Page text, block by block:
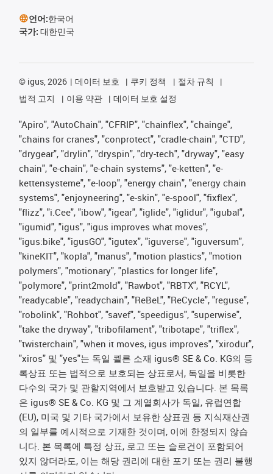
언어:한국어
국가: 대한민국
© igus, 2026 데이터 보호 쿠키 정책
절차 규칙
법적 고지
이용 약관 데이터 보호 설정
"Apiro", "AutoChain", "CFRIP", "chainflex", "chainge",
"chains for cranes", "conprotect", "cradle-chain", "CTD",
"drygear", "drylin", "dryspin", "dry-tech", "dryway", "easy
chain", "e-chain", "e-chain systems", "e-ketten", "e-
kettensysteme", "e-loop", "energy chain", "energy chain
systems", "enjoyneering", "e-skin", "e-spool", "fixflex",
"flizz", "i.Cee", "ibow", "igear", "iglide", "iglidur", "igubal",
"igumid", "igus", "igus improves what moves",
"igus:bike", "igusGO", "igutex", "iguverse", "iguversum",
"kineKIT", "kopla", "manus", "motion plastics", "motion
polymers", "motionary", "plastics for longer life",
"polymore", "print2mold", "Rawbot", "RBTX", "RCYL",
"readycable", "readychain", "ReBeL", "ReCycle", "reguse",
"robolink", "Rohbot", "savef", "speedigus", "superwise",
"take the dryway", "tribofilament", "tribotape", "triflex",
"twisterchain", "when it moves, igus improves", "xirodur",
"xiros" 및 "yes"는 독일 쾰른 소재 igus® SE & Co. KG의 등
록상표 또는 법적으로 보호되는 상표로서, 독일을 비롯한
다수의 국가 및 관할지역에서 보호받고 있습니다. 본 목록
은 igus® SE & Co. KG 및 그 계열회사가 독일, 유럽연합
(EU), 미국 및 기타 국가에서 보유한 상표권 등 지식재산권
의 일부를 예시적으로 기재한 것이며, 이에 한정되지 않습
니다. 본 목록에 특정 상표, 로고 또는 슬로건이 포함되어
있지 않더라도, 이는 해당 권리에 대한 포기 또는 권리 불행